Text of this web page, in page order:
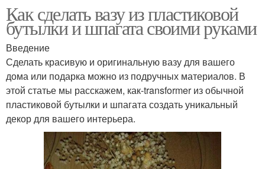
Как сделать вазу из пластиковой
бутылки и шпагата своими руками
Введение
Сделать красивую и оригинальную вазу для вашего
дома или подарка можно из подручных материалов. В
этой статье мы расскажем, как-transformer из обычной
пластиковой бутылки и шпагата создать уникальный
декор для вашего интерьера.